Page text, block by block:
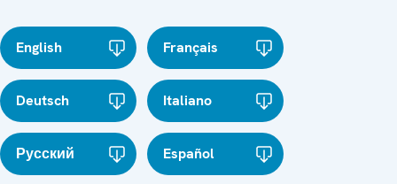
English Français
Deutsch Italiano
Русский Español